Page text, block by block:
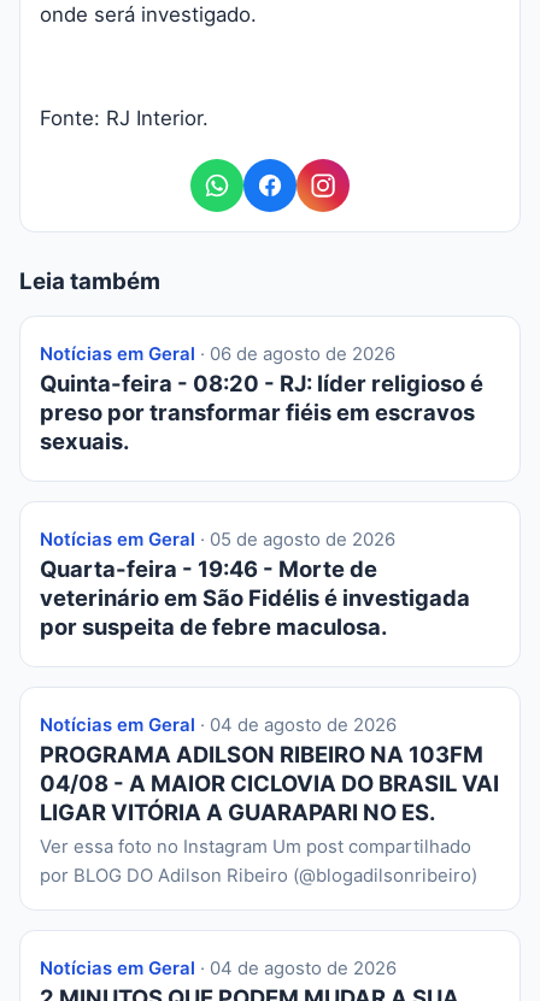
onde será investigado.
Fonte: RJ Interior.
Leia também
Notícias em Geral · 06 de agosto de 2026
Quinta-feira - 08:20 - RJ: líder religioso é
preso por transformar fiéis em escravos
sexuais.
Notícias em Geral · 05 de agosto de 2026
Quarta-feira - 19:46 - Morte de
veterinário em São Fidélis é investigada
por suspeita de febre maculosa.
Notícias em Geral · 04 de agosto de 2026
PROGRAMA ADILSON RIBEIRO NA 103FM
04/08 - A MAIOR CICLOVIA DO BRASIL VAI
LIGAR VITÓRIA A GUARAPARI NO ES.
Ver essa foto no Instagram Um post compartilhado
por BLOG DO Adilson Ribeiro (@blogadilsonribeiro)
Notícias em Geral · 04 de agosto de 2026